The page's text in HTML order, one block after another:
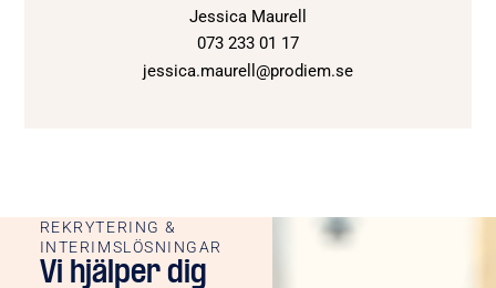
Jessica Maurell
073 233 01 17
jessica.maurell@prodiem.se
REKRYTERING &
INTERIMSLÖSNINGAR
Vi hjälper dig